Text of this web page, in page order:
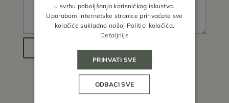
u svrhu poboljšanja korisničkog iskustva.
Uporabom internetske stranice prihvaćate sve
kolačiće sukladno našoj Politici kolačića.
Detaljnije
PRIHVATI SVE
ODBACI SVE